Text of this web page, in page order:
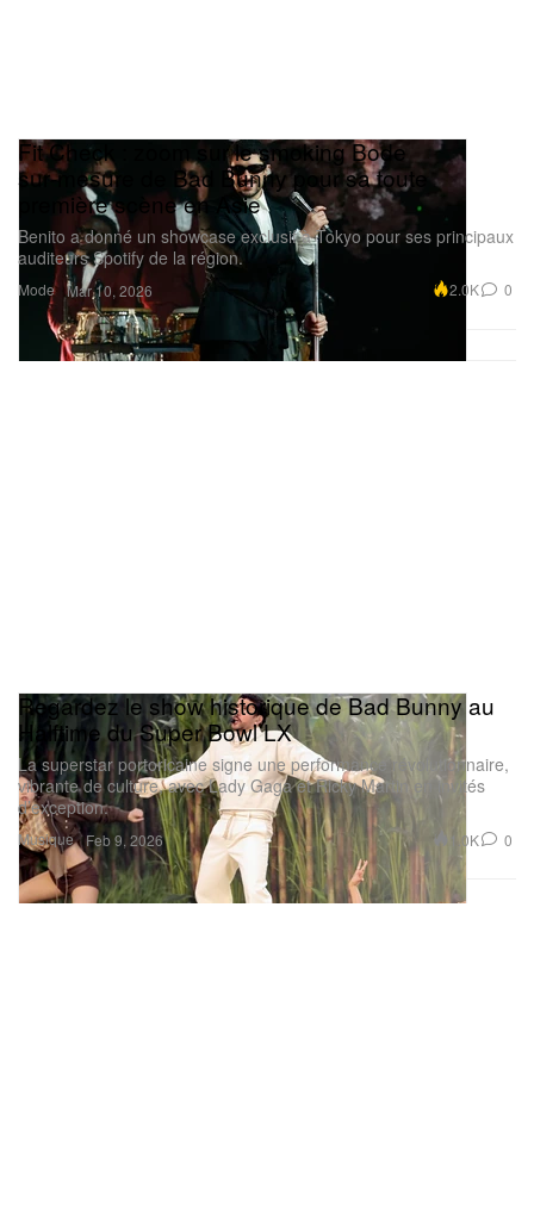
Mode
Fit Check : zoom sur le smoking Bode
sur‑mesure de Bad Bunny pour sa toute
première scène en Asie
Benito a donné un showcase exclusif à Tokyo pour ses principaux
auditeurs Spotify de la région.
Mar 10, 2026 2.0K 0
Musique
Regardez le show historique de Bad Bunny au
Halftime du Super Bowl LX
La superstar portoricaine signe une performance révolutionnaire,
vibrante de culture, avec Lady Gaga et Ricky Martin en invités
d’exception.
Feb 9, 2026 1.0K 0